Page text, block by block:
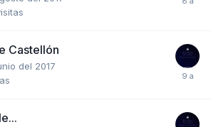
Castellón
del 2017